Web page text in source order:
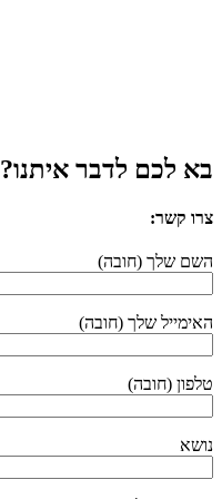
בא לכם לדבר איתנו?
צרו קשר:
השם שלך (חובה)
האימייל שלך (חובה)
טלפון (חובה)
נושא